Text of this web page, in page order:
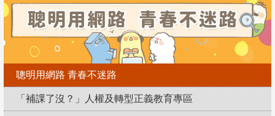
聰明用網路 青春不迷路
「補課了沒？」人權及轉型正義教育專區